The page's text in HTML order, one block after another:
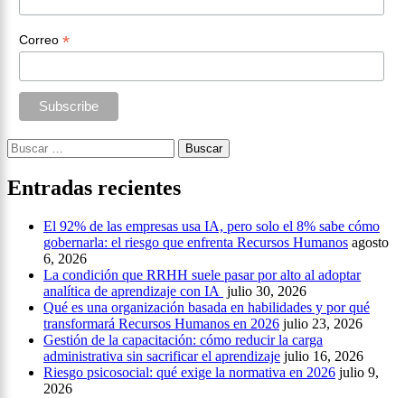
Correo *
Buscar:
Entradas recientes
El 92% de las empresas usa IA, pero solo el 8% sabe cómo
gobernarla: el riesgo que enfrenta Recursos Humanos agosto
6, 2026
La condición que RRHH suele pasar por alto al adoptar
analítica de aprendizaje con IA julio 30, 2026
Qué es una organización basada en habilidades y por qué
transformará Recursos Humanos en 2026 julio 23, 2026
Gestión de la capacitación: cómo reducir la carga
administrativa sin sacrificar el aprendizaje julio 16, 2026
Riesgo psicosocial: qué exige la normativa en 2026 julio 9,
2026